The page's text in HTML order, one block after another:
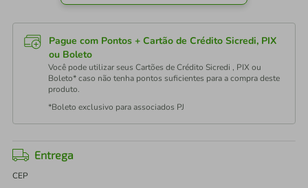
Pague com Pontos + Cartão de Crédito Sicredi, PIX
ou Boleto
Você pode utilizar seus Cartões de Crédito Sicredi , PIX ou
Boleto* caso não tenha pontos suficientes para a compra deste
produto.
*Boleto exclusivo para associados PJ
Entrega
CEP